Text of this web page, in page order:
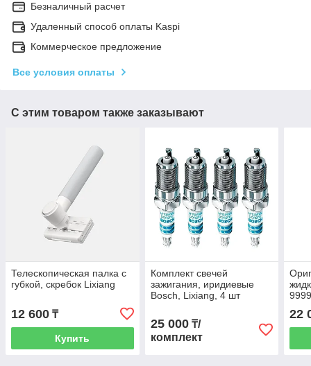
Безналичный расчет
Удаленный способ оплаты Kaspi
Коммерческое предложение
Все условия оплаты
С этим товаром также заказывают
Телескопическая палка с
губкой, скребок Lixiang
12 600 ₸
Купить
Комплект свечей
зажигания, иридиевые
Bosch, Lixiang, 4 шт
25 000₸/
комплект
22